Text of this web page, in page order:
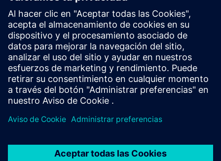
Machine Tool Robots with Siemens
NX
Utilice la precisión de las máquinas herramienta clásicas
con la flexibilidad de los robots. ¡Todo programable y
simulable con Siemens NX, Sinumerik One y Digital Twin!
Más información